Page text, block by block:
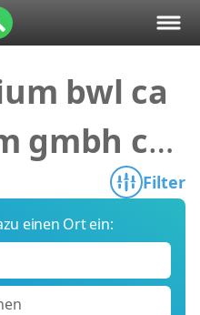
bwl ca
gmbh co
Filter
einen Ort ein: